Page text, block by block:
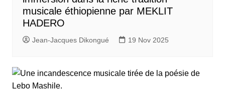
musicale éthiopienne par MEKLIT
HADERO
Jean-Jacques Dikongué 19 Nov 2025